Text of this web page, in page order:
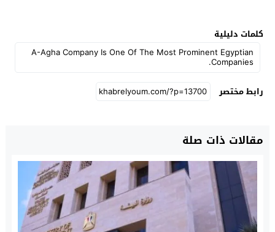
كلمات دليلية
A-Agha Company Is One Of The Most Prominent Egyptian
Companies.
رابط مختصر
مقالات ذات صلة